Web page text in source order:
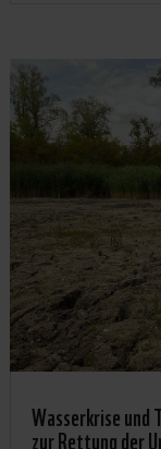
Wasserkrise
zur Rettung der